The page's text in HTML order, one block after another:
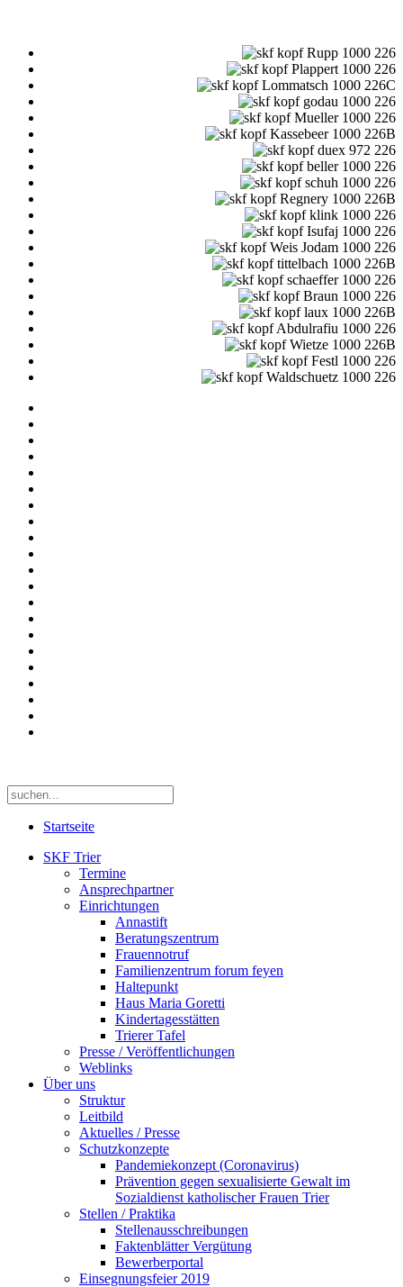
Startseite
SKF Trier
Termine
Ansprechpartner
Einrichtungen
Annastift
Beratungszentrum
Frauennotruf
Familienzentrum forum feyen
Haltepunkt
Haus Maria Goretti
Kindertagesstätten
Trierer Tafel
Presse / Veröffentlichungen
Weblinks
Über uns
Struktur
Leitbild
Aktuelles / Presse
Schutzkonzepte
Pandemiekonzept (Coronavirus)
Prävention gegen sexualisierte Gewalt im
Sozialdienst katholischer Frauen Trier
Stellen / Praktika
Stellenausschreibungen
Faktenblätter Vergütung
Bewerberportal
Einsegnungsfeier 2019